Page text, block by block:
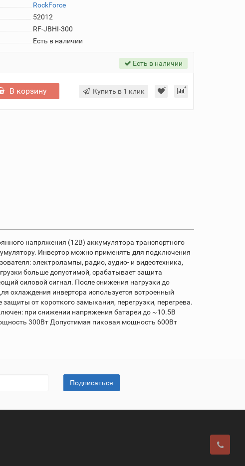
RockForce
52012
RF-JBHI-300
Есть в наличии
Есть в наличии
В корзину Купить в 1 клик
напряжения (12В) аккумулятора транспортного
Инвертор можно применять для подключения
электролампы, радио, аудио- и видеотехника,
больше допустимой, срабатывает защита
силовой сигнал. После снижения нагрузки до
охлаждения инвертора используется встроенный
от короткого замыкания, перегрузки, перегрева.
при снижении напряжения батареи до ~10.5В
300Вт Допустимая пиковая мощность 600Вт
Подписаться